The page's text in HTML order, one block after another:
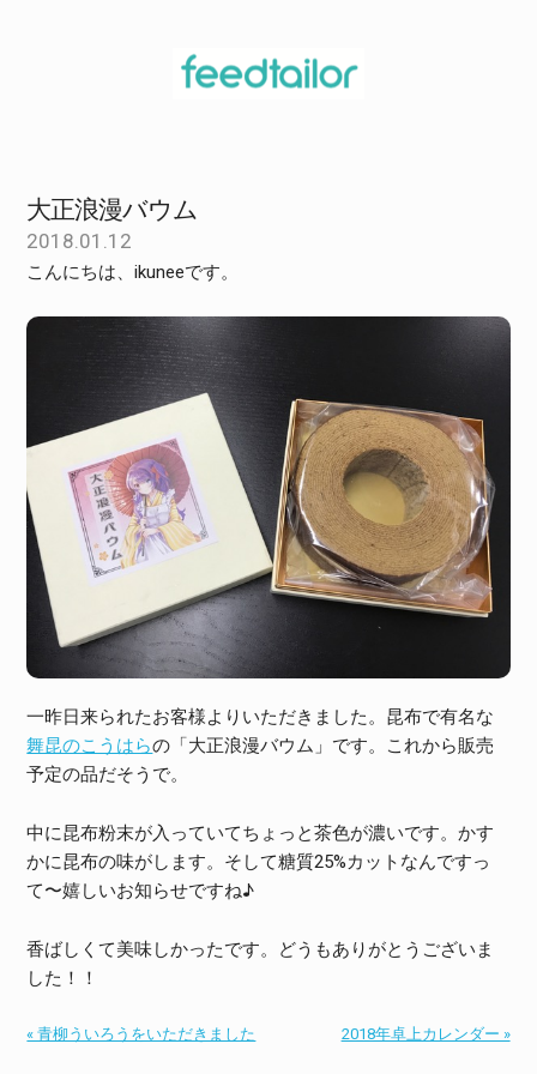
大正浪漫バウム
2018.01.12
こんにちは、ikuneeです。
一昨日来られたお客様よりいただきました。昆布で有名な
舞昆のこうはらの「大正浪漫バウム」です。これから販売
予定の品だそうで。
中に昆布粉末が入っていてちょっと茶色が濃いです。かす
かに昆布の味がします。そして糖質25%カットなんですっ
て〜嬉しいお知らせですね♪
香ばしくて美味しかったです。どうもありがとうございま
した！！
« 青柳ういろうをいただきました 2018年卓上カレンダー »